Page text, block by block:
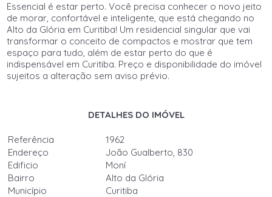
Essencial é estar perto. Você precisa conhecer o novo jeito
de morar, confortável e inteligente, que está chegando no
Alto da Glória em Curitiba! Um residencial singular que vai
transformar o conceito de compactos e mostrar que tem
espaço para tudo, além de estar perto do que é
indispensável em Curitiba. Preço e disponibilidade do imóvel
sujeitos a alteração sem aviso prévio.
DETALHES DO IMÓVEL
Referência
1962
Endereço
João Gualberto, 830
Edificio
Moní
Bairro
Alto da Glória
Município
Curitiba